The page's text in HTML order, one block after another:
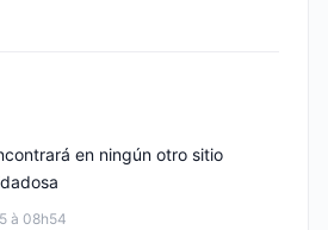
à 08h54
en ningún otro sitio